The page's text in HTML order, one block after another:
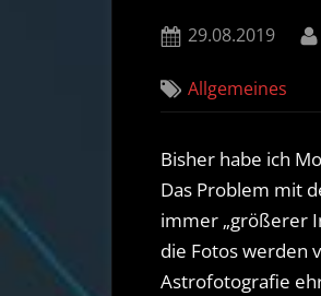
Posted
29.08.2019
Allgemeines
Bisher habe ich
Das Problem mit
immer „größerer
die Fotos werden
Astrofotografie